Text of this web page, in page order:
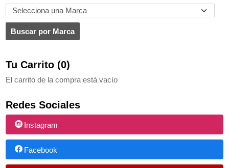
Tu Carrito (0)
El carrito de la compra está vacío
Redes Sociales
Instagram
Facebook